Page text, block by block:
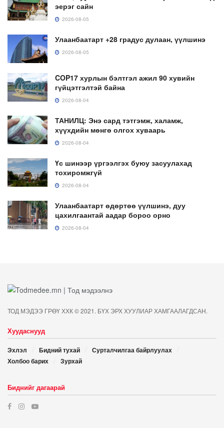
эерэг сайн
2026-08-05
Улаанбаатарт +28 градус дулаан, үүлшинэ
2026-08-05
COP17 хурлын бэлтгэл ажил 90 хувийн
гүйцэтгэлтэй байна
2026-08-04
ТАНИЛЦ: Энэ сард тэтгэмж, халамж,
хүүхдийн мөнгө олгох хуваарь
2026-08-04
Үс шинээр үргээлгэх буюу засуулахад
тохиромжгүй
2026-08-04
Улаанбаатарт өдөртөө үүлшинэ, дуу
цахилгаантай аадар бороо орно
2026-08-04
ТОД МЭДЭЭ ГРӨҮ ХХК © 2021. БҮХ ЭРХ ХУУЛИАР ХАМГААЛАГДСАН.
Хуудаснууд
Эхлэл Бидний тухай
Сурталчилгаа байрлуулах
Холбоо барих
Зурхай
Биднийг дагаарай